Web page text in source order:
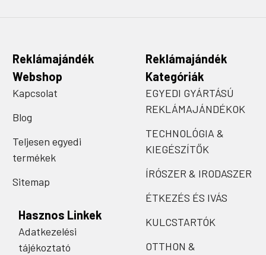
Reklámajándék
Webshop
Kapcsolat
Blog
Teljesen egyedi
termékek
Sitemap
Hasznos Linkek
Adatkezelési
tájékoztató
Reklámajándék
Kategóriák
EGYEDI GYÁRTÁSÚ
REKLÁMAJÁNDÉKOK
TECHNOLÓGIA &
KIEGÉSZÍTŐK
ÍRÓSZER & IRODASZER
ÉTKEZÉS ÉS IVÁS
KULCSTARTÓK
OTTHON &